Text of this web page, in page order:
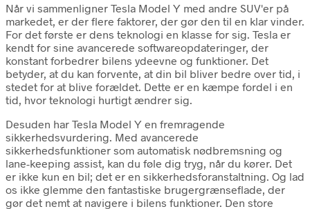
Når vi sammenligner Tesla Model Y med andre SUV'er på
markedet, er der flere faktorer, der gør den til en klar vinder.
For det første er dens teknologi en klasse for sig. Tesla er
kendt for sine avancerede softwareopdateringer, der
konstant forbedrer bilens ydeevne og funktioner. Det
betyder, at du kan forvente, at din bil bliver bedre over tid, i
stedet for at blive forældet. Dette er en kæmpe fordel i en
tid, hvor teknologi hurtigt ændrer sig.
Desuden har Tesla Model Y en fremragende
sikkerhedsvurdering. Med avancerede
sikkerhedsfunktioner som automatisk nødbremsning og
lane-keeping assist, kan du føle dig tryg, når du kører. Det
er ikke kun en bil; det er en sikkerhedsforanstaltning. Og lad
os ikke glemme den fantastiske brugergrænseflade, der
gør det nemt at navigere i bilens funktioner. Den store